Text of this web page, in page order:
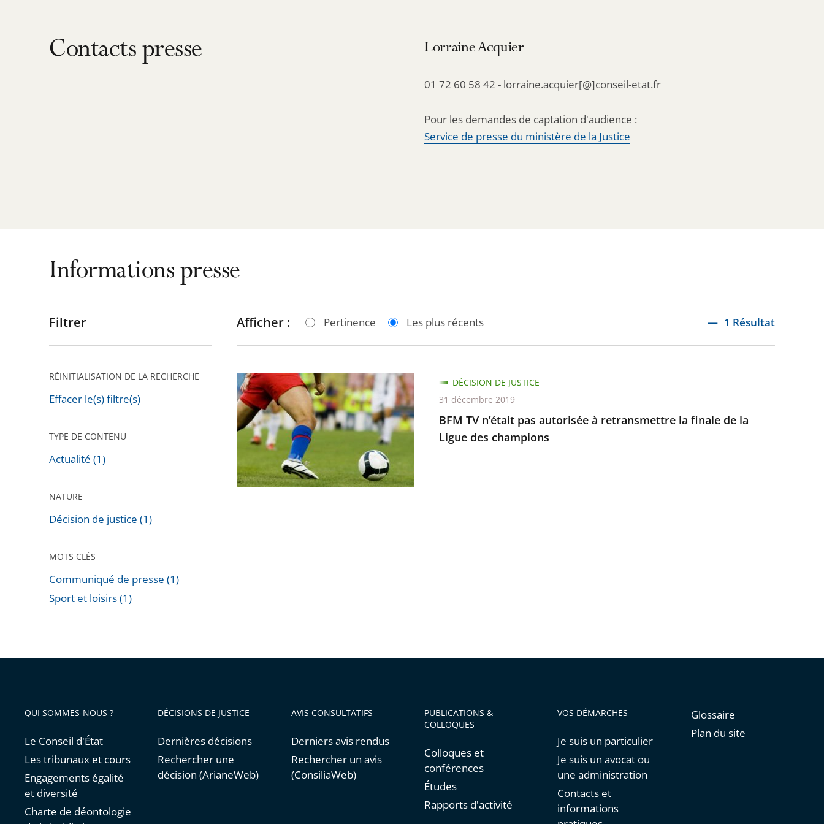
Contacts presse Lorraine Acquier
01 72 60 58 42 - lorraine.acquier[@]conseil-etat.fr
Pour les demandes de captation d'audience :
Service de presse du ministère de la Justice
Informations presse
Passer
pour
après
Filtrer
RÉINITIALISATION DE LA RECHERCHE
Effacer le(s) filtre(s)
TYPE DE CONTENU
Actualité (1)
NATURE
Décision de justice (1)
MOTS CLÉS
Communiqué de presse (1)
Sport et loisirs (1)
Afficher : Pertinence Les plus récents 1 Résultat
BFM
TV
n’était
pas
autorisée
à
retransmettre
BFM TV n’était pas autorisée à retransmettre la finale de la
Ligue des champions
DÉCISION DE JUSTICE
31 décembre 2019
QUI SOMMES-NOUS ?
Le Conseil d'État
Les tribunaux et cours
Engagements égalité
et diversité
Charte de déontologie
DÉCISIONS DE JUSTICE
Dernières décisions
Rechercher une
décision (ArianeWeb)
AVIS CONSULTATIFS
Derniers avis rendus
Rechercher un avis
(ConsiliaWeb)
PUBLICATIONS &
COLLOQUES
Colloques et
conférences
Études
Rapports d'activité
VOS DÉMARCHES
Je suis un particulier
Je suis un avocat ou
une administration
Contacts et
informations
Glossaire
Plan du site